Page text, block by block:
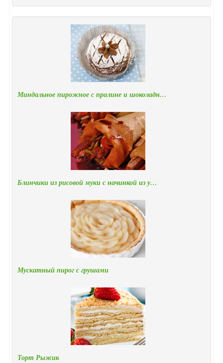
Миндальное пирожное с пралине и шоколадн…
Блинчики из рисовой муки с начинкой из у…
Мускатный пирог с грушами
Торт Рыжик